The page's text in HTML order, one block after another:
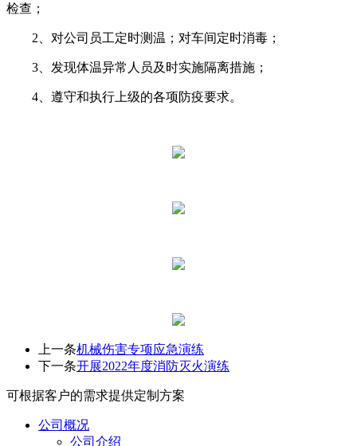
检查；
2、对公司员工定时测温；对车间定时消毒；
3、发现体温异常人员及时实施隔离措施；
4、遵守和执行上级的各项防疫要求。
上一条机械伤害专项应急演练
下一条开展2022年度消防灭火演练
可根据客户的需求提供定制方案
公司概况
公司介绍